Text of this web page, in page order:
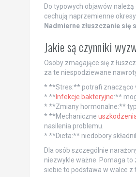
Do typowych objawów
cechują naprzemienne
Nadmierne złuszczanie
Jakie są czynniki
Osoby zmagające się z
za te niespodziewane
* **Stres:** potrafi znacząco
* **Infekcje bakteryjne:**
* **Zmiany hormonalne:**
* **Mechaniczne
nasilenia problemu.
* **Dieta:** niedobory
Dla osób szczególnie
niezwykle ważne. Pomaga
siebie to podstawa w walce z